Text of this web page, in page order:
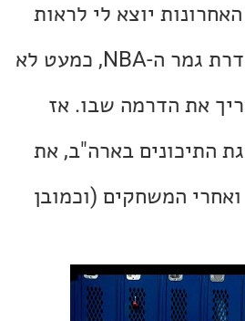
יוצא לי לראות
פחות ופחות, עד שבשנה האחרונה מלבד כמה משחקים בסדרת גמר ה-NBA, כמעט לא
את הדרמה שבו. אז
התיכונים בארה"ב, את
המשחקים (וכמובן